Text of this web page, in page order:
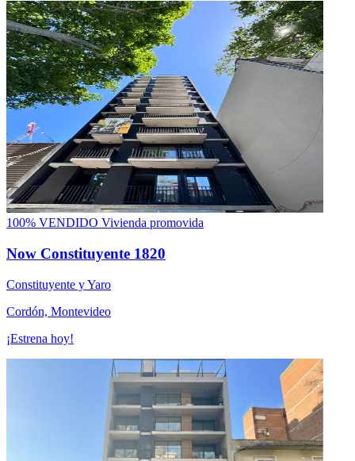
100% VENDIDO Vivienda promovida
Now Constituyente 1820
Constituyente y Yaro
Cordón, Montevideo
¡Estrena hoy!